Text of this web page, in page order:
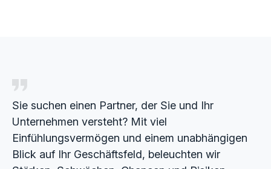
Sie suchen einen Partner, der Sie und Ihr
Unternehmen versteht? Mit viel
Einfühlungsvermögen und einem unabhängigen
Blick auf Ihr Geschäftsfeld, beleuchten wir